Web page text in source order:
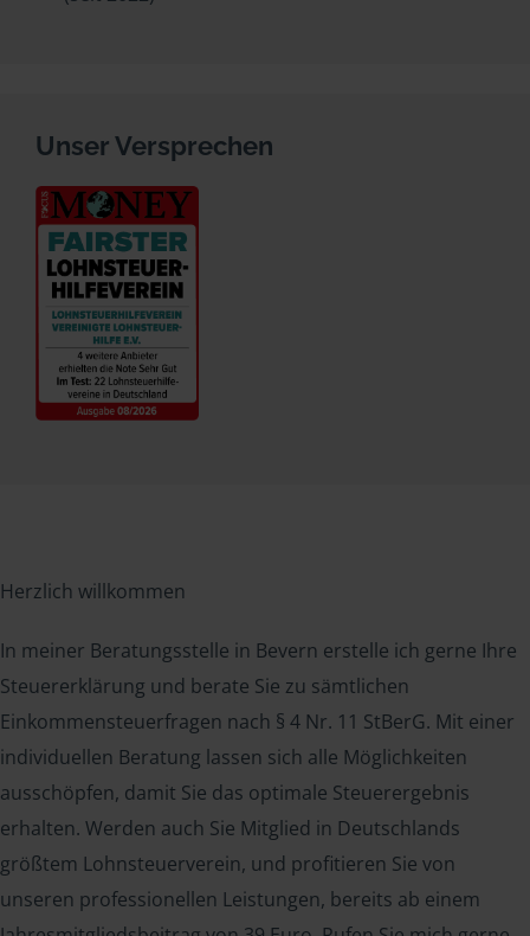
Unser Versprechen
Herzlich willkommen
In meiner Beratungsstelle in Bevern erstelle ich gerne Ihre
Steuererklärung und berate Sie zu sämtlichen
Einkommensteuerfragen nach § 4 Nr. 11 StBerG. Mit einer
individuellen Beratung lassen sich alle Möglichkeiten
ausschöpfen, damit Sie das optimale Steuerergebnis
erhalten. Werden auch Sie Mitglied in Deutschlands
größtem Lohnsteuerverein, und profitieren Sie von
unseren professionellen Leistungen, bereits ab einem